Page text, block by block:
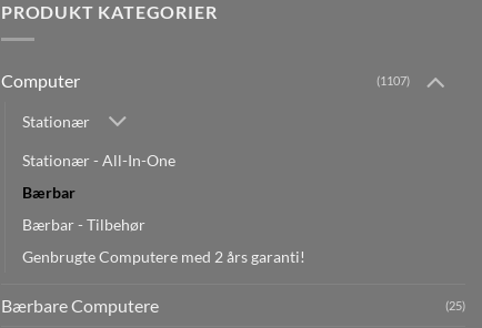
PRODUKT KATEGORIER
Computer (1107)
Stationær
Stationær - All-In-One
Bærbar
Bærbar - Tilbehør
Genbrugte Computere med 2 års garanti!
Bærbare Computere (25)